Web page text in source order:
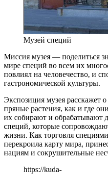
Музей специй
Миссия музея — поделиться
мире специй во всем их
повлиял на человечество, и
гастрономической культуры.
Экспозиция музея расскажет
пряные растения, как и где
их собирают и обрабатывают
специй, которые
жизни. Как торговля
перекроила карту мира,
нациям и сокрушительные
https://kuda-